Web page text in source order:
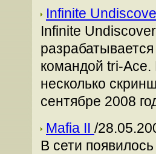
Infinite
Infinite
командой tri-Ace.
несколько
сентябре 2008
Mafia II /
В сети